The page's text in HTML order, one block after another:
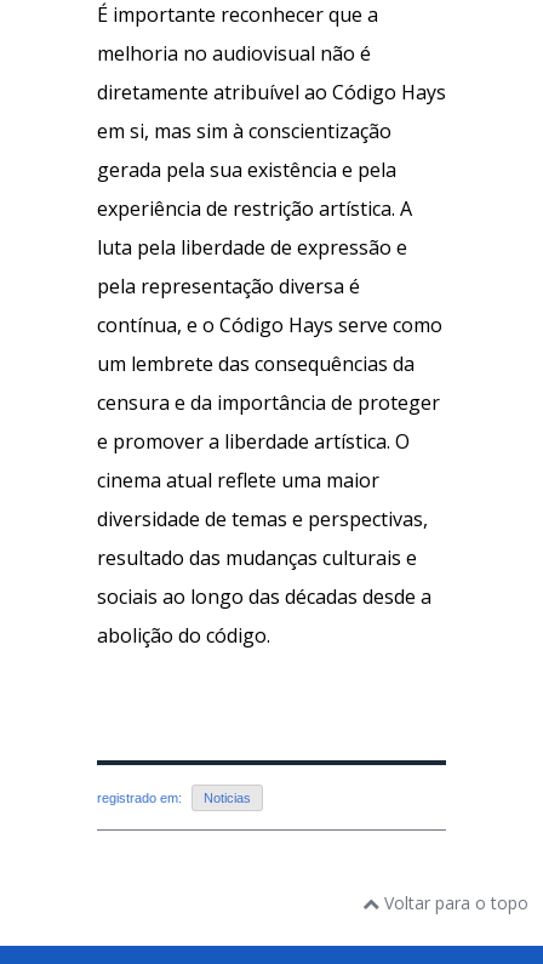
É importante reconhecer que a
melhoria no audiovisual não é
diretamente atribuível ao Código Hays
em si, mas sim à conscientização
gerada pela sua existência e pela
experiência de restrição artística. A
luta pela liberdade de expressão e
pela representação diversa é
contínua, e o Código Hays serve como
um lembrete das consequências da
censura e da importância de proteger
e promover a liberdade artística. O
cinema atual reflete uma maior
diversidade de temas e perspectivas,
resultado das mudanças culturais e
sociais ao longo das décadas desde a
abolição do código.
registrado em: Noticias
Voltar para o topo